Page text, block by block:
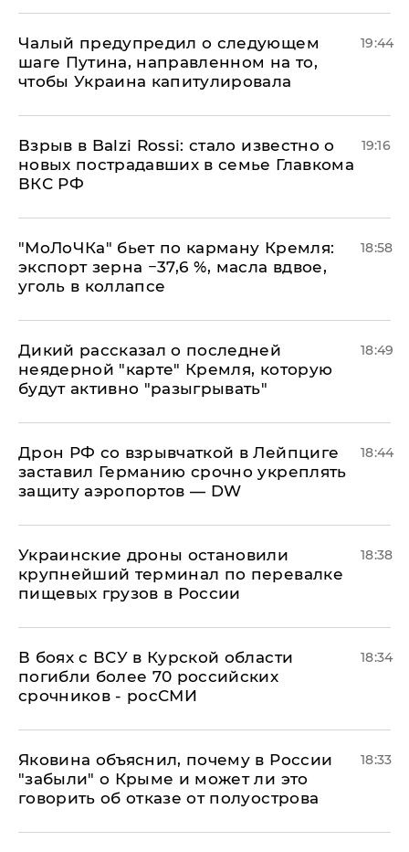
Чалый предупредил о следующем
шаге Путина, направленном на то,
чтобы Украина капитулировала
19:44
Взрыв в Balzi Rossi: стало известно о
новых пострадавших в семье Главкома
ВКС РФ
19:16
​"МоЛоЧКа" бьет по карману Кремля:
экспорт зерна −37,6 %, масла вдвое,
уголь в коллапсе
18:58
Дикий рассказал о последней
неядерной "карте" Кремля, которую
будут активно "разыгрывать"
18:49
​Дрон РФ со взрывчаткой в Лейпциге
заставил Германию срочно укреплять
защиту аэропортов — DW
18:44
Украинские дроны остановили
крупнейший терминал по перевалке
пищевых грузов в России
18:38
В боях с ВСУ в Курской области
погибли более 70 российских
срочников - росСМИ
18:34
Яковина объяснил, почему в России
"забыли" о Крыме и может ли это
говорить об отказе от полуострова
18:33